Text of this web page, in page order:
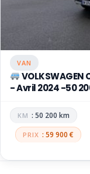
VAN
VOLKSWAGEN
- Avril 2024 -50
: 50 200 km
: 59 900 €